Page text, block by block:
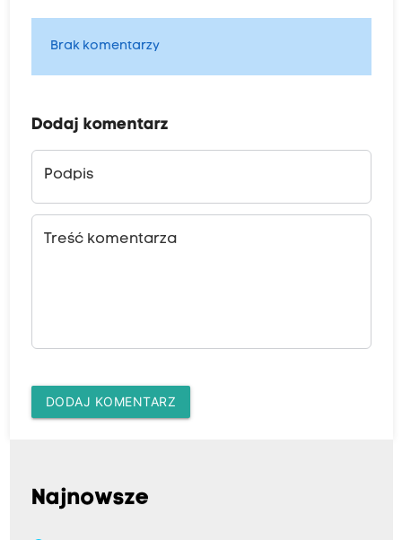
Brak komentarzy
Dodaj komentarz
Podpis
Treść komentarza
DODAJ KOMENTARZ
Najnowsze